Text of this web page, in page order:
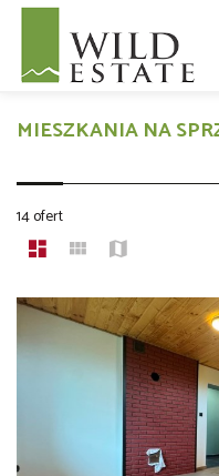
MIESZKANIA NA
14 ofert